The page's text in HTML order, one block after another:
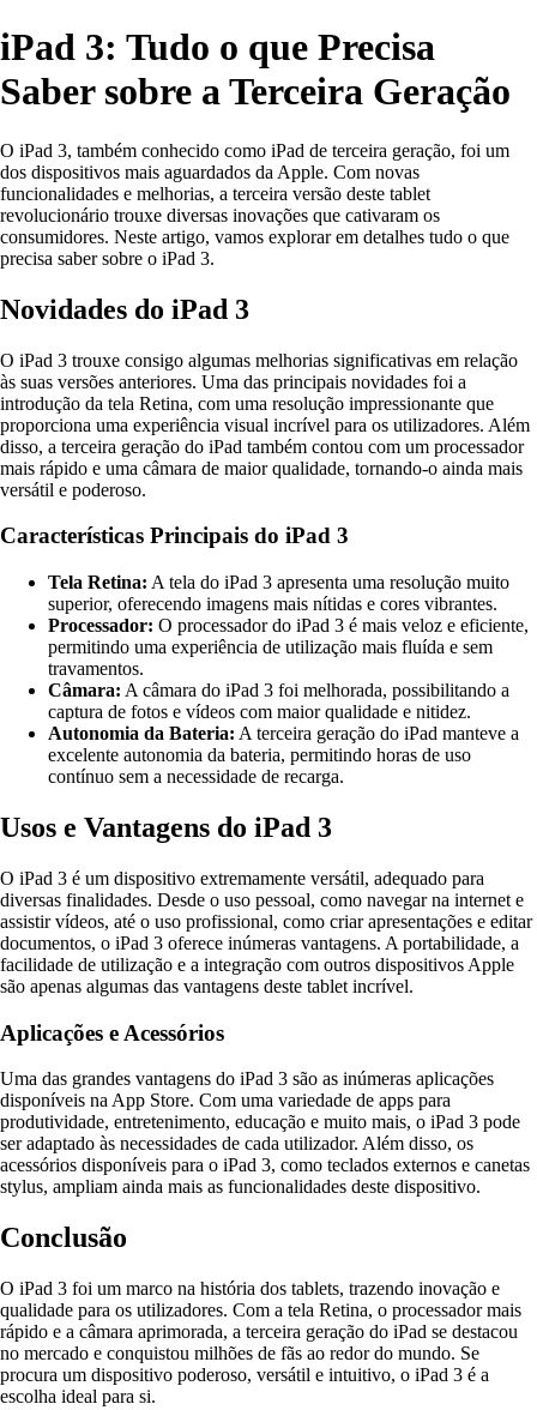
iPad 3: Tudo o que Precisa
Saber sobre a Terceira Geração
O iPad 3, também conhecido como iPad de terceira geração, foi um
dos dispositivos mais aguardados da Apple. Com novas
funcionalidades e melhorias, a terceira versão deste tablet
revolucionário trouxe diversas inovações que cativaram os
consumidores. Neste artigo, vamos explorar em detalhes tudo o que
precisa saber sobre o iPad 3.
Novidades do iPad 3
O iPad 3 trouxe consigo algumas melhorias significativas em relação
às suas versões anteriores. Uma das principais novidades foi a
introdução da tela Retina, com uma resolução impressionante que
proporciona uma experiência visual incrível para os utilizadores. Além
disso, a terceira geração do iPad também contou com um processador
mais rápido e uma câmara de maior qualidade, tornando-o ainda mais
versátil e poderoso.
Características Principais do iPad 3
Tela Retina: A tela do iPad 3 apresenta uma resolução muito
superior, oferecendo imagens mais nítidas e cores vibrantes.
Processador: O processador do iPad 3 é mais veloz e eficiente,
permitindo uma experiência de utilização mais fluída e sem
travamentos.
Câmara: A câmara do iPad 3 foi melhorada, possibilitando a
captura de fotos e vídeos com maior qualidade e nitidez.
Autonomia da Bateria: A terceira geração do iPad manteve a
excelente autonomia da bateria, permitindo horas de uso
contínuo sem a necessidade de recarga.
Usos e Vantagens do iPad 3
O iPad 3 é um dispositivo extremamente versátil, adequado para
diversas finalidades. Desde o uso pessoal, como navegar na internet e
assistir vídeos, até o uso profissional, como criar apresentações e editar
documentos, o iPad 3 oferece inúmeras vantagens. A portabilidade, a
facilidade de utilização e a integração com outros dispositivos Apple
são apenas algumas das vantagens deste tablet incrível.
Aplicações e Acessórios
Uma das grandes vantagens do iPad 3 são as inúmeras aplicações
disponíveis na App Store. Com uma variedade de apps para
produtividade, entretenimento, educação e muito mais, o iPad 3 pode
ser adaptado às necessidades de cada utilizador. Além disso, os
acessórios disponíveis para o iPad 3, como teclados externos e canetas
stylus, ampliam ainda mais as funcionalidades deste dispositivo.
Conclusão
O iPad 3 foi um marco na história dos tablets, trazendo inovação e
qualidade para os utilizadores. Com a tela Retina, o processador mais
rápido e a câmara aprimorada, a terceira geração do iPad se destacou
no mercado e conquistou milhões de fãs ao redor do mundo. Se
procura um dispositivo poderoso, versátil e intuitivo, o iPad 3 é a
escolha ideal para si.